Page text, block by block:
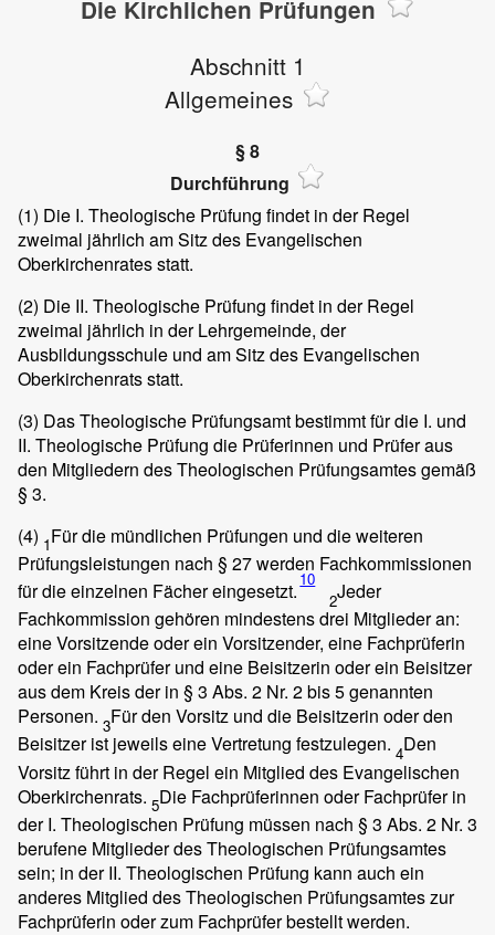
Die Kirchlichen Prüfungen
Abschnitt 1
Allgemeines
§ 8
Durchführung
(1) Die I. Theologische Prüfung findet in der Regel
zweimal jährlich am Sitz des Evangelischen
Oberkirchenrates statt.
(2) Die II. Theologische Prüfung findet in der Regel
zweimal jährlich in der Lehrgemeinde, der
Ausbildungsschule und am Sitz des Evangelischen
Oberkirchenrats statt.
(3) Das Theologische Prüfungsamt bestimmt für die I. und
II. Theologische Prüfung die Prüferinnen und Prüfer aus
den Mitgliedern des Theologischen Prüfungsamtes gemäß
§ 3.
(4) 1Für die mündlichen Prüfungen und die weiteren
Prüfungsleistungen nach § 27 werden Fachkommissionen
für die einzelnen Fächer eingesetzt. 10
2Jeder
Fachkommission gehören mindestens drei Mitglieder an:
eine Vorsitzende oder ein Vorsitzender, eine Fachprüferin
oder ein Fachprüfer und eine Beisitzerin oder ein Beisitzer
aus dem Kreis der in § 3 Abs. 2 Nr. 2 bis 5 genannten
Personen. 3Für den Vorsitz und die Beisitzerin oder den
Beisitzer ist jeweils eine Vertretung festzulegen. 4Den
Vorsitz führt in der Regel ein Mitglied des Evangelischen
Oberkirchenrats. 5Die Fachprüferinnen oder Fachprüfer in
der I. Theologischen Prüfung müssen nach § 3 Abs. 2 Nr. 3
berufene Mitglieder des Theologischen Prüfungsamtes
sein; in der II. Theologischen Prüfung kann auch ein
anderes Mitglied des Theologischen Prüfungsamtes zur
Fachprüferin oder zum Fachprüfer bestellt werden.